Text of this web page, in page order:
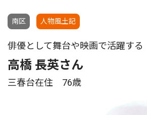
南区 人物風土記
俳優として舞台や映画で活躍する
高橋 長英さん
三春台在住 76歳